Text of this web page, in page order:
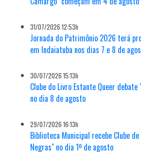
31/07/2026 12:53h
Jornada do Patrimônio 2026 terá
em Indaiatuba nos dias 7 e 8 de
30/07/2026 15:13h
Clube do Livro Estante Queer debate
no dia 8 de agosto
29/07/2026 16:13h
Biblioteca Municipal recebe Clube
Negras" no dia 1º de agosto